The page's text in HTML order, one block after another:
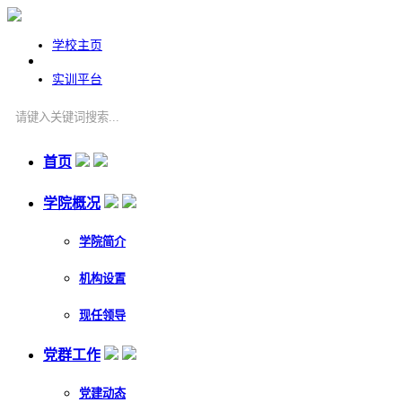
学校主页
实训平台
首页
学院概况
学院简介
机构设置
现任领导
党群工作
党建动态